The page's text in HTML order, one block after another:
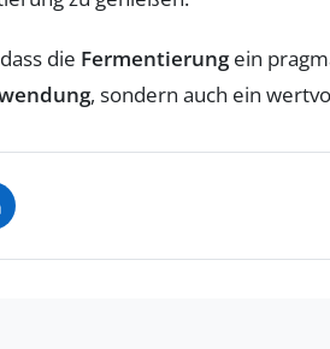
die Fermentierungein
, sondern auch ein